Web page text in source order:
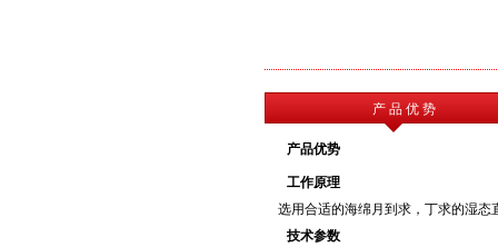
产 品 优 势
产品优势
工作原理
选用合适的海绵月到求，丁求的湿态
技术参数